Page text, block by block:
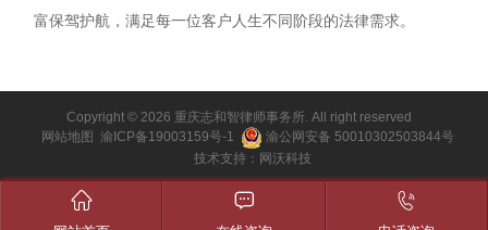
富保驾护航，满足每一位客户人生不同阶段的法律需求。
Copyright © 2026 重庆志和智律师事务所. All right reserved
网站地图
渝ICP备19003159号-1
渝公网安备 50010302503844号
技术支持： 网沃科技
  